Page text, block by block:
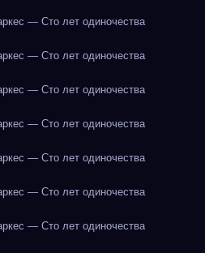
— Сто лет одиночества
— Сто лет одиночества
— Сто лет одиночества
— Сто лет одиночества
— Сто лет одиночества
— Сто лет одиночества
— Сто лет одиночества